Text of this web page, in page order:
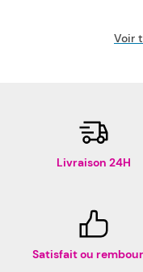
Voir
Livraison 24H
Satisfait ou